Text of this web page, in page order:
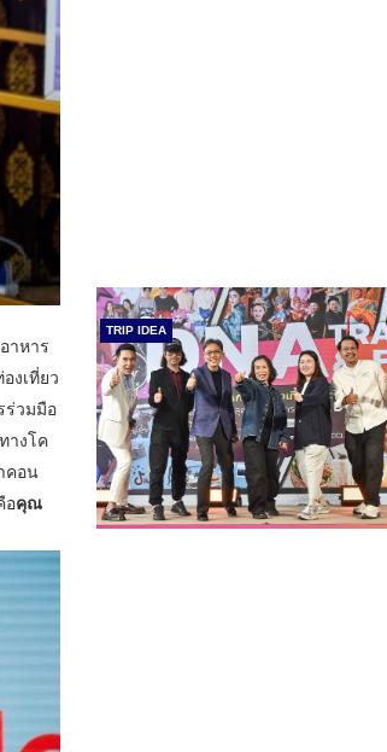
าหาร
งเที่ยว
ร่วมมือ
างโค
คอน
อคุณ
TRIP IDEA